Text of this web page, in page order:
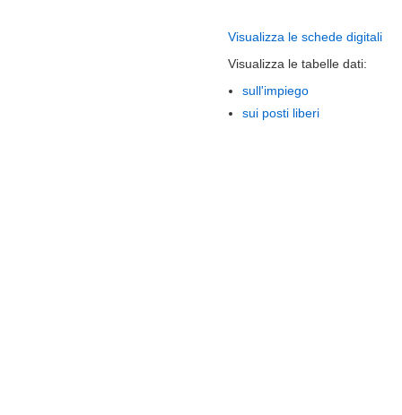
Visualizza le schede digitali
Visualizza le tabelle dati:
sull'impiego
sui posti liberi